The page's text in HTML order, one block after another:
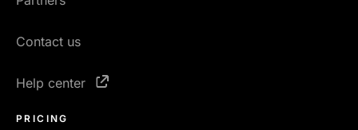
Contact us
Help center
PRICING